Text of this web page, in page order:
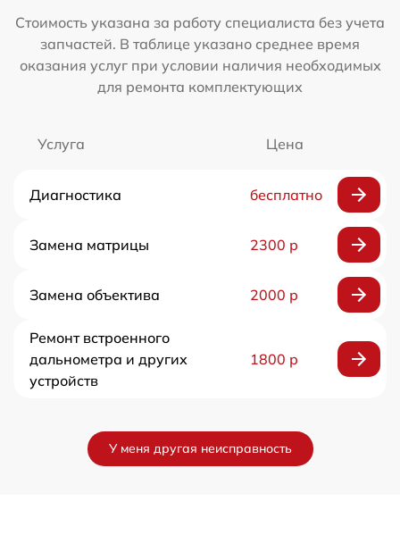
Стоимость указана за работу специалиста без учета
запчастей. В таблице указано среднее время
оказания услуг при условии наличия необходимых
для ремонта комплектующих
Услуга Цена
Диагностика бесплатно
Замена матрицы 2300 р
Замена объектива 2000 р
Ремонт встроенного
дальнометра и других
устройств
1800 р
У меня другая неисправность